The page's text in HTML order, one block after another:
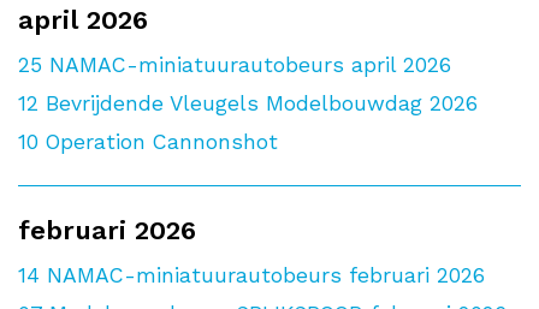
april 2026
25 NAMAC-miniatuurautobeurs april 2026
12 Bevrijdende Vleugels Modelbouwdag 2026
10 Operation Cannonshot
februari 2026
14 NAMAC-miniatuurautobeurs februari 2026